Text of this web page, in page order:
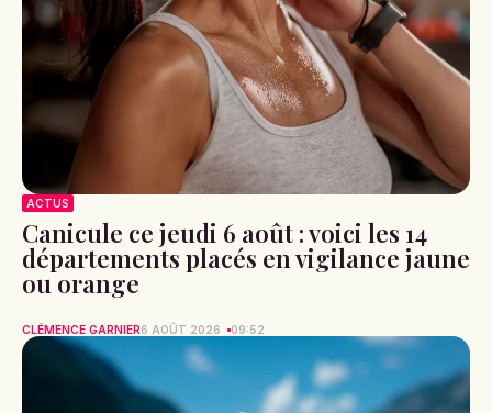
ACTUS
Canicule ce jeudi 6 août : voici les 14
départements placés en vigilance jaune
ou orange
CLÉMENCE GARNIER6 AOÛT 2026 09:52